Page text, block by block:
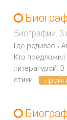
Биографии. 3
Где родилась
Кто
литературой.
стихи.